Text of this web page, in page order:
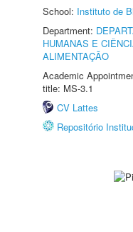
School: Instituto de
Department:
HUMANAS E
ALIMENTAÇÃO
Academic
title: MS-3.1
CV Lattes
Repositório